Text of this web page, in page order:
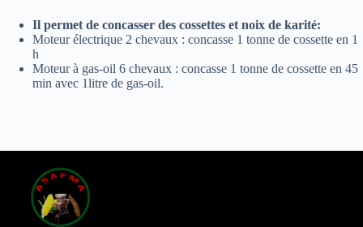
Il permet de concasser des cossettes et noix de karité:
Moteur électrique 2 chevaux : concasse 1 tonne de cossette en 1
h
Moteur à gas-oil 6 chevaux : concasse 1 tonne de cossette en 45
min avec 1litre de gas-oil.